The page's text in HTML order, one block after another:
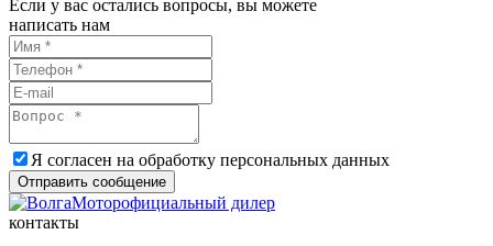
Если у вас остались вопросы, вы можете
написать нам
Я согласен на обработку персональных данных
Отправить сообщение
официальный дилер
контакты